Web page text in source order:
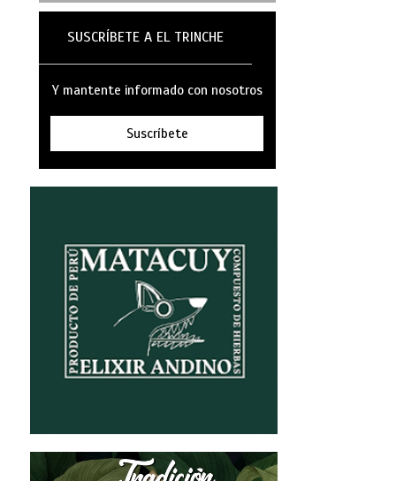
SUSCRÍBETE A EL TRINCHE
Y mantente informado con nosotros
Suscríbete